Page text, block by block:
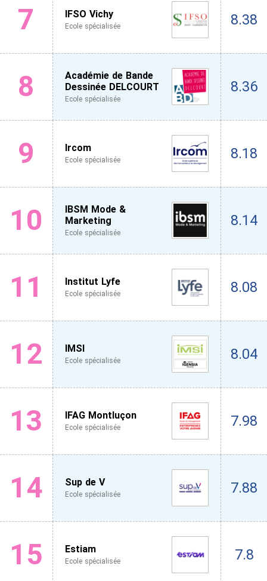
7 IFSO Vichy
Ecole spécialisée 8.38
8
Académie de Bande
Dessinée DELCOURT
Ecole spécialisée
8.36
9 Ircom
Ecole spécialisée 8.18
10
IBSM Mode &
Marketing
Ecole spécialisée
8.14
11 Institut Lyfe
Ecole spécialisée 8.08
12 IMSI
Ecole spécialisée 8.04
13 IFAG Montluçon
Ecole spécialisée 7.98
14 Sup de V
Ecole spécialisée 7.88
15 Estiam
Ecole spécialisée 7.8